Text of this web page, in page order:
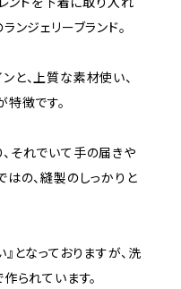
ンジェリーブランド。
と、上質な素材使い、
特徴です。
それでいて手の届きや
はの、縫製のしっかりと
となっておりますが、洗
られています。